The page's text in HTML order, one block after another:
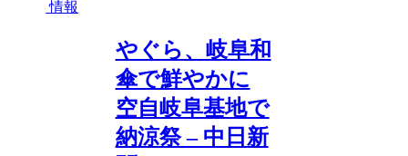
情報
やぐら、岐阜和
傘で鮮やかに
空自岐阜基地で
納涼祭 – 中日新